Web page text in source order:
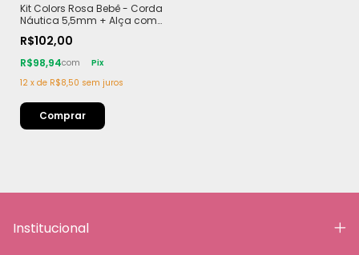
Kit Colors Rosa Bebê - Corda
Náutica 5,5mm + Alça com
R$102,00
R$98,94com
Pix
12 x de R$8,50 sem juros
Institucional